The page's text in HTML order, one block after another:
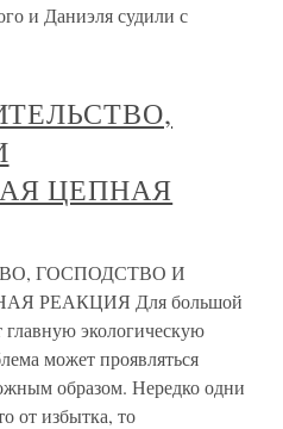
и Даниэля судили с
ЦЕПНАЯ
ГОСПОДСТВО И
РЕАКЦИЯ Для большой
главную экологическую
может проявляться
образом. Нередко одни
от избытка, то